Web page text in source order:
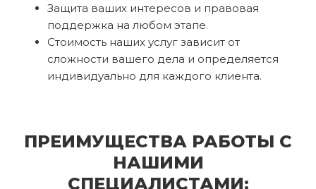
Защита ваших интересов и правовая
поддержка на любом этапе.
Стоимость наших услуг зависит от
сложности вашего дела и определяется
индивидуально для каждого клиента.
ПРЕИМУЩЕСТВА РАБОТЫ С
НАШИМИ
СПЕЦИАЛИСТАМИ: